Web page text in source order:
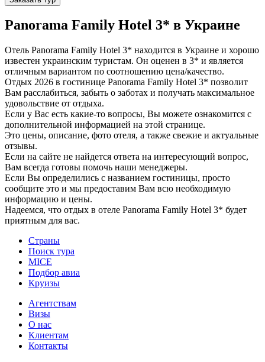
Panorama Family Hotel 3* в Украине
Отель Panorama Family Hotel 3* находится в Украине и хорошо
известен украинским туристам. Он оценен в 3* и является
отличным вариантом по соотношению цена/качество.
Отдых 2026 в гостинице Panorama Family Hotel 3* позволит
Вам расслабиться, забыть о заботах и получать максимальное
удовольствие от отдыха.
Если у Вас есть какие-то вопросы, Вы можете ознакомится с
дополнительной информацией на этой странице.
Это цены, описание, фото отеля, а также свежие и актуальные
отзывы.
Если на сайте не найдется ответа на интересующий вопрос,
Вам всегда готовы помочь наши менеджеры.
Если Вы определились с названием гостиницы, просто
сообщите это и мы предоставим Вам всю необходимую
информацию и цены.
Надеемся, что отдых в отеле Panorama Family Hotel 3* будет
приятным для вас.
Страны
Поиск тура
MICE
Подбор авиа
Круизы
Агентствам
Визы
О нас
Клиентам
Контакты